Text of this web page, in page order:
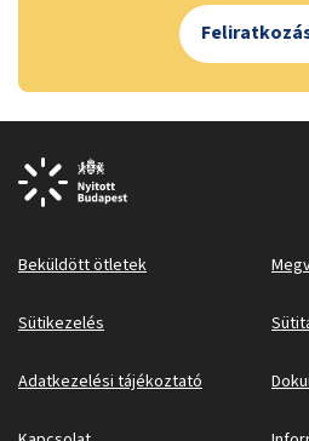
Beküldött ötletek
Sütikezelés
Adatkezelési tájékoztató